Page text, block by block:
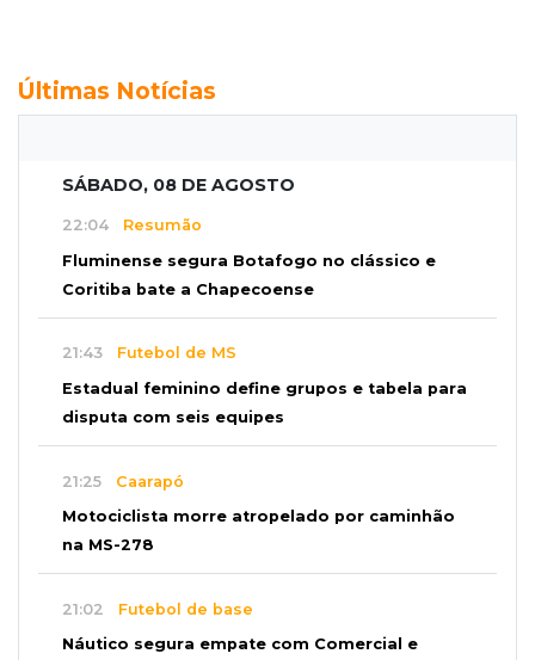
Últimas Notícias
SÁBADO, 08 DE AGOSTO
22:04 Resumão
Fluminense segura Botafogo no clássico e
Coritiba bate a Chapecoense
21:43 Futebol de MS
Estadual feminino define grupos e tabela para
disputa com seis equipes
21:25 Caarapó
Motociclista morre atropelado por caminhão
na MS-278
21:02 Futebol de base
Náutico segura empate com Comercial e